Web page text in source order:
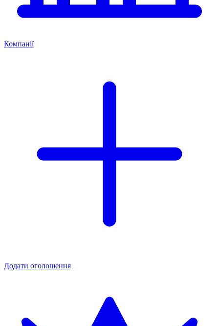
Компанії
Додати оголошення